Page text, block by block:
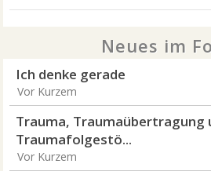
Neues im
Ich denke gerade
Vor Kurzem
Trauma, Traumaübertragung
Traumafolgestö...
Vor Kurzem